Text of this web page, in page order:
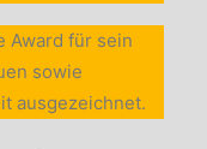
Award für sein
sowie
ausgezeichnet.